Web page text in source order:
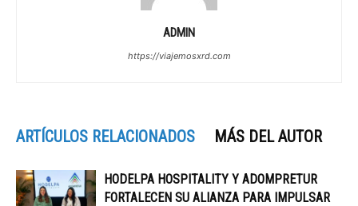
ADMIN
https://viajemosxrd.com
ARTÍCULOS RELACIONADOS MÁS DEL AUTOR
HODELPA HOSPITALITY Y ADOMPRETUR
FORTALECEN SU ALIANZA PARA IMPULSAR